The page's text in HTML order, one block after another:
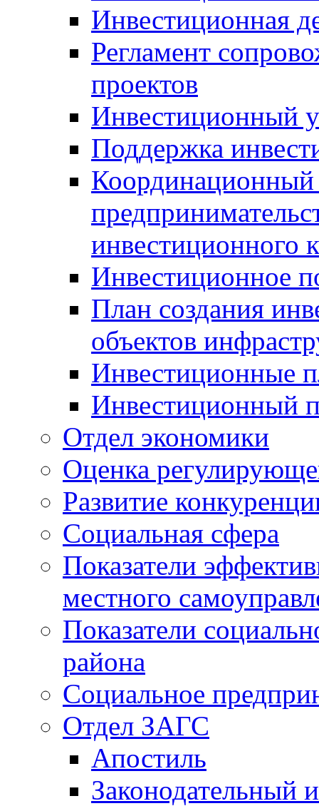
Инвестиционная
Регламент
проектов
Инвестиционный
Поддержка
Координационный
инвестиционного
Инвестиционное
План создания
объектов
Инвестиционные
Инвестиционный
Отдел экономики
Оценка
Развитие
Социальная сфера
Показатели
местного
Показатели
района
Социальное
Отдел ЗАГС
Апостиль
Законодательный